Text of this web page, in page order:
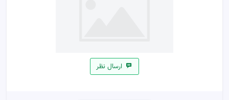
ارسال نظر